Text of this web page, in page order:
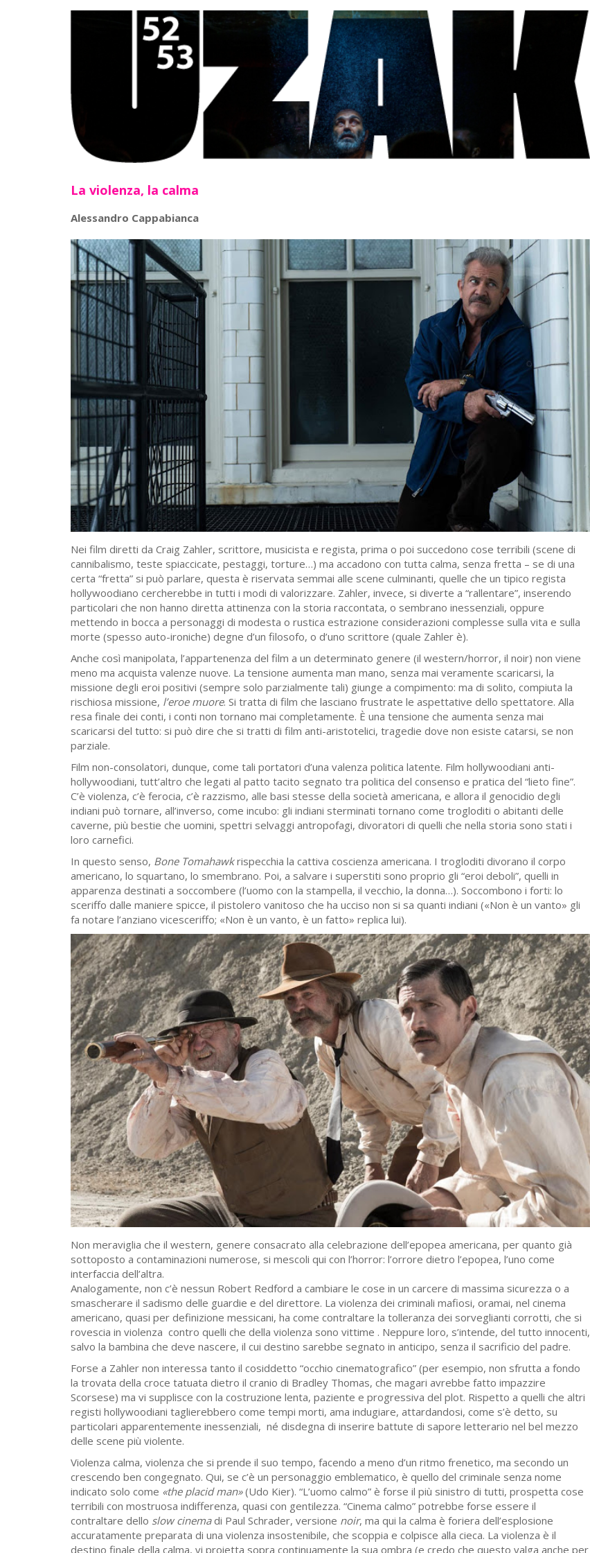
La violenza, la calma
Alessandro Cappabianca
Nei film diretti da Craig Zahler, scrittore, musicista e regista, prima o poi succedono cose terribili (scene di
cannibalismo, teste spiaccicate, pestaggi, torture…) ma accadono con tutta calma, senza fretta – se di una
certa “fretta” si può parlare, questa è riservata semmai alle scene culminanti, quelle che un tipico regista
hollywoodiano cercherebbe in tutti i modi di valorizzare. Zahler, invece, si diverte a “rallentare”, inserendo
particolari che non hanno diretta attinenza con la storia raccontata, o sembrano inessenziali, oppure
mettendo in bocca a personaggi di modesta o rustica estrazione considerazioni complesse sulla vita e sulla
morte (spesso auto-ironiche) degne d’un filosofo, o d’uno scrittore (quale Zahler è).
Anche così manipolata, l’appartenenza del film a un determinato genere (il western/horror, il noir) non viene
meno ma acquista valenze nuove. La tensione aumenta man mano, senza mai veramente scaricarsi, la
missione degli eroi positivi (sempre solo parzialmente tali) giunge a compimento: ma di solito, compiuta la
rischiosa missione, l’eroe muore. Si tratta di film che lasciano frustrate le aspettative dello spettatore. Alla
resa finale dei conti, i conti non tornano mai completamente. È una tensione che aumenta senza mai
scaricarsi del tutto: si può dire che si tratti di film anti-aristotelici, tragedie dove non esiste catarsi, se non
parziale.
Film non-consolatori, dunque, come tali portatori d’una valenza politica latente. Film hollywoodiani anti-
hollywoodiani, tutt’altro che legati al patto tacito segnato tra politica del consenso e pratica del “lieto fine”.
C’è violenza, c’è ferocia, c’è razzismo, alle basi stesse della società americana, e allora il genocidio degli
indiani può tornare, all’inverso, come incubo: gli indiani sterminati tornano come trogloditi o abitanti delle
caverne, più bestie che uomini, spettri selvaggi antropofagi, divoratori di quelli che nella storia sono stati i
loro carnefici.
In questo senso, Bone Tomahawkrispecchia la cattiva coscienza americana. I trogloditi divorano il corpo
americano, lo squartano, lo smembrano. Poi, a salvare i superstiti sono proprio gli “eroi deboli”, quelli in
apparenza destinati a soccombere (l’uomo con la stampella, il vecchio, la donna…). Soccombono i forti: lo
sceriffo dalle maniere spicce, il pistolero vanitoso che ha ucciso non si sa quanti indiani («Non è un vanto» gli
fa notare l’anziano vicesceriffo; «Non è un vanto, è un fatto» replica lui).
Non meraviglia che il western, genere consacrato alla celebrazione dell’epopea americana, per quanto già
sottoposto a contaminazioni numerose, si mescoli qui con l’horror: l’orrore dietro l’epopea, l’uno come
interfaccia dell’altra.
Analogamente, non c’è nessun Robert Redford a cambiare le cose in un carcere di massima sicurezza o a
smascherare il sadismo delle guardie e del direttore. La violenza dei criminali mafiosi, oramai, nel cinema
americano, quasi per definizione messicani, ha come contraltare la tolleranza dei sorveglianti corrotti, che si
rovescia in violenza contro quelli che della violenza sono vittime . Neppure loro, s’intende, del tutto innocenti,
salvo la bambina che deve nascere, il cui destino sarebbe segnato in anticipo, senza il sacrificio del padre.
Forse a Zahler non interessa tanto il cosiddetto “occhio cinematografico” (per esempio, non sfrutta a fondo
la trovata della croce tatuata dietro il cranio di Bradley Thomas, che magari avrebbe fatto impazzire
Scorsese) ma vi supplisce con la costruzione lenta, paziente e progressiva del plot. Rispetto a quelli che altri
registi hollywoodiani taglierebbero come tempi morti, ama indugiare, attardandosi, come s’è detto, su
particolari apparentemente inessenziali, né disdegna di inserire battute di sapore letterario nel bel mezzo
delle scene più violente.
Violenza calma, violenza che si prende il suo tempo, facendo a meno d’un ritmo frenetico, ma secondo un
crescendo ben congegnato. Qui, se c’è un personaggio emblematico, è quello del criminale senza nome
indicato solo come «the placid man»(Udo Kier). “L’uomo calmo” è forse il più sinistro di tutti, prospetta cose
terribili con mostruosa indifferenza, quasi con gentilezza. “Cinema calmo” potrebbe forse essere il
contraltare dello slow cinemadi Paul Schrader, versione noir, ma qui la calma è foriera dell’esplosione
accuratamente preparata di una violenza insostenibile, che scoppia e colpisce alla cieca. La violenza è il
destino finale della calma, vi proietta sopra continuamente la sua ombra (e credo che questo valga anche per